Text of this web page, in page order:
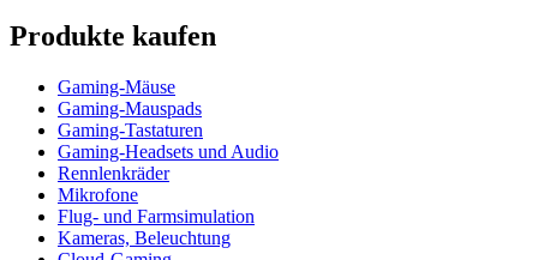
Produkte kaufen
Gaming-Mäuse
Gaming-Mauspads
Gaming-Tastaturen
Gaming-Headsets und Audio
Rennlenkräder
Mikrofone
Flug- und Farmsimulation
Kameras, Beleuchtung